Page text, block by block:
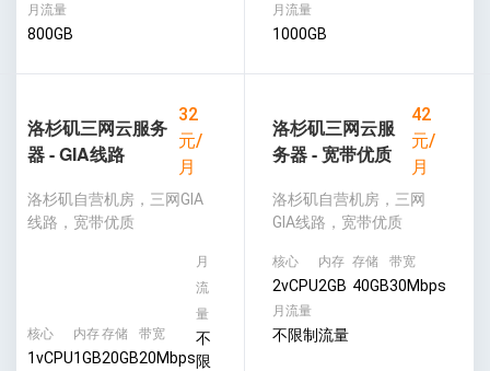
月流量
800GB
月流量
1000GB
洛杉矶三网云服务
器 - GIA线路
32
元/
月
洛杉矶自营机房，三网GIA
线路，宽带优质
核心
1vCPU
内存
1GB
存储
20GB
带宽
20Mbps
月
流
量
不
限
洛杉矶三网云服
务器 - 宽带优质
42
元/
月
洛杉矶自营机房，三网
GIA线路，宽带优质
核心
2vCPU
内存
2GB
存储
40GB
带宽
30Mbps
月流量
不限制流量